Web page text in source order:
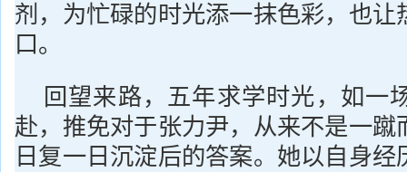
剂，为忙碌的时光添一抹色彩，也让
口。
回望来路，五年求学时光，如一
赴，推免对于张力尹，从来不是一蹴
日复一日沉淀后的答案。她以自身